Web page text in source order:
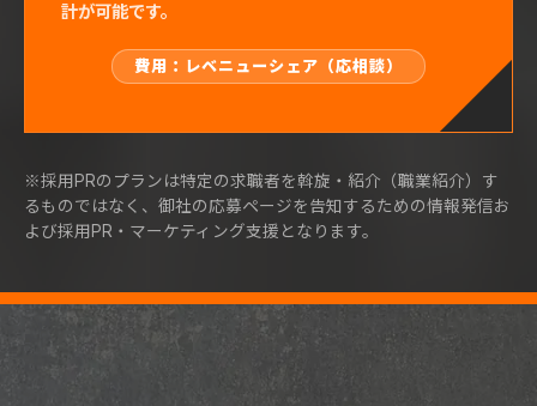
計が可能です。
費用：レベニューシェア（応相談）
※採用PRのプランは特定の求職者を斡旋・紹介（職業紹介）す
るものではなく、御社の応募ページを告知するための情報発信お
よび採用PR・マーケティング支援となります。